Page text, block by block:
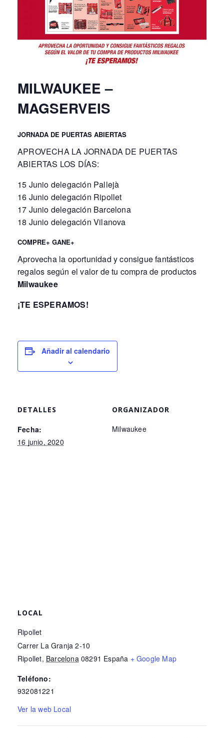
MILWAUKEE –
MAGSERVEIS
JORNADA DE PUERTAS ABIERTAS
APROVECHA LA JORNADA DE PUERTAS
ABIERTAS LOS DÍAS:
15 Junio delegación Pallejà
16 Junio delegación Ripollet
17 Junio delegación Barcelona
18 Junio delegación Vilanova
COMPRE+ GANE+
Aprovecha la oportunidad y consigue fantásticos
regalos según el valor de tu compra de productos
Milwaukee
¡TE ESPERAMOS!
Añadir al calendario
DETALLES
Fecha:
16 junio, 2020
ORGANIZADOR
Milwaukee
LOCAL
Ripollet
Carrer La Granja 2-10
Ripollet, Barcelona 08291 España + Google Map
Teléfono:
932081221
Ver la web Local